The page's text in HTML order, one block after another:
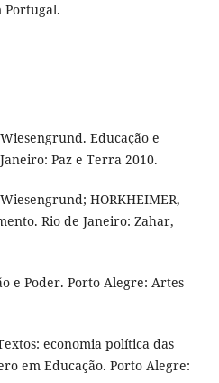
Portugal.
Educação e
Paz e Terra 2010.
HORKHEIMER,
Rio de Janeiro: Zahar,
e Poder. Porto Alegre: Artes
economia política das
em Educação. Porto Alegre: